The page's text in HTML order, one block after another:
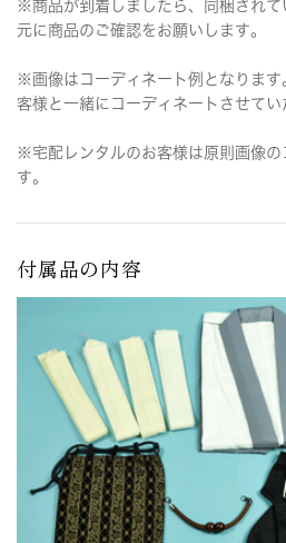
※商品が到着しましたら、同梱されて
元に商品のご確認をお願いします。
※画像はコーディネート例となります
客様と一緒にコーディネートさせてい
※宅配レンタルのお客様は原則画像の
す。
付属品の内容